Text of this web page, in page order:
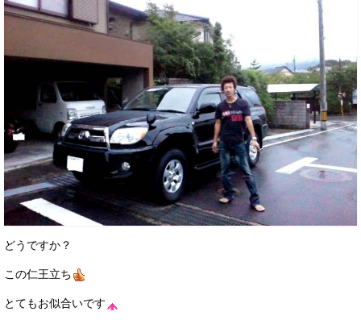
お問い合わせ
メールフォーム
電話はこちら
どうですか？
この仁王立ち
とてもお似合いです